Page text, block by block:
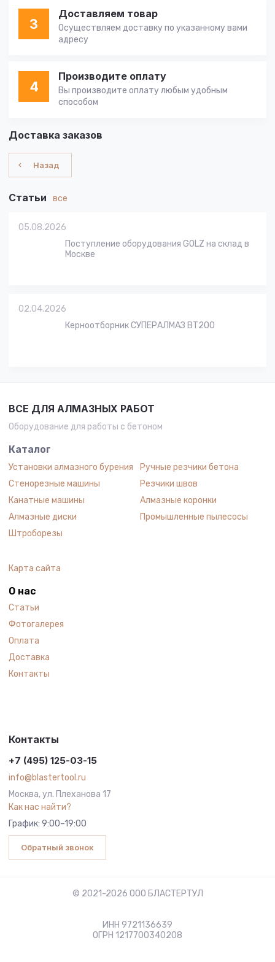
Статьи все
05.08.2026
Поступление оборудования GOLZ на склад в
Москве
02.04.2026
Керноотборник СУПЕРАЛМАЗ BT200
3
Доставляем товар
Осуществляем доставку по указанному вами
адресу
4
Производите оплату
Вы производите оплату любым удобным
способом
Доставка заказов
Назад
ВСЕ ДЛЯ АЛМАЗНЫХ РАБОТ
Оборудование для работы с бетоном
Каталог
Установки алмазного бурения
Ручные резчики бетона
Стенорезные машины
Резчики швов
Канатные машины
Алмазные коронки
Алмазные диски
Промышленные пылесосы
Штроборезы
Карта сайта
О нас
Статьи
Фотогалерея
Оплата
Доставка
Контакты
Контакты
+7 (495) 125-03-15
info@blastertool.ru
Москва, ул. Плеханова 17
Как нас найти?
График: 9:00–19:00
Обратный звонок
© 2021-2026 ООО БЛАСТЕРТУЛ
ИНН 9721136639
ОГРН 1217700340208